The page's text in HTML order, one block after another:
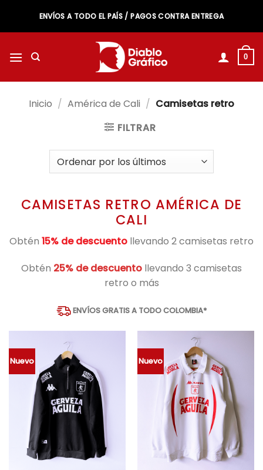
contenido
ENVÍOS A TODO EL PAÍS / PAGOS CONTRA ENTREGA
0
Inicio / América de Cali / Camisetas retro
FILTRAR
CAMISETAS RETRO AMÉRICA DE
CALI
Obtén 15% de descuento llevando 2 camisetas retro
Obtén 25% de descuento llevando 3 camisetas
retro o más
ENVÍOS GRATIS A TODO COLOMBIA*
Nuevo Nuevo